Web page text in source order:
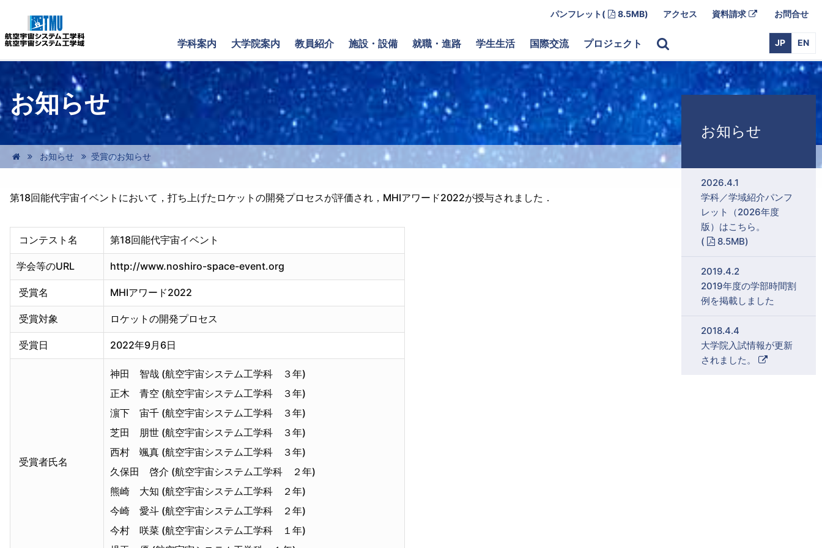
パンフレット( Adobe PDF
8.5MB) アクセス 資料請求 お問合せ
学科案内 大学院案内 教員紹介 施設・設備 就職・進路 学生生活 国際交流 プロジェクト JP EN
お知らせ
2026.4.1
学科／学域紹介パンフ
レット（2026年度
版）はこちら。
(
Adobe PDF
8.5MB)
2019.4.2
2019年度の学部時間割
例を掲載しました
2018.4.4
大学院入試情報が更新
されました。
お知らせ
お知らせ 受賞のお知らせ
第18回能代宇宙イベントにおいて，打ち上げたロケットの開発プロセスが評価され，MHIアワード2022が授与されました．
コンテスト名 第18回能代宇宙イベント
学会等のURL http://www.noshiro-space-event.org
受賞名 MHIアワード2022
受賞対象 ロケットの開発プロセス
受賞日 2022年9月6日
受賞者氏名
神田 智哉 (航空宇宙システム工学科 ３年)
正木 青空 (航空宇宙システム工学科 ３年)
濵下 宙千 (航空宇宙システム工学科 ３年)
芝田 朋世 (航空宇宙システム工学科 ３年)
西村 颯真 (航空宇宙システム工学科 ３年)
久保田 啓介 (航空宇宙システム工学科 ２年)
熊崎 大知 (航空宇宙システム工学科 ２年)
今崎 愛斗 (航空宇宙システム工学科 ２年)
今村 咲菜 (航空宇宙システム工学科 １年)